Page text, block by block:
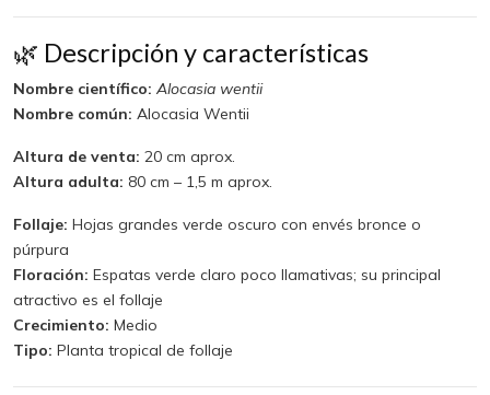
🌿 Descripción y características
Nombre científico: Alocasia wentii
Nombre común: Alocasia Wentii
Altura de venta: 20 cm aprox.
Altura adulta: 80 cm – 1,5 m aprox.
Follaje: Hojas grandes verde oscuro con envés bronce o
púrpura
Floración: Espatas verde claro poco llamativas; su principal
atractivo es el follaje
Crecimiento: Medio
Tipo: Planta tropical de follaje